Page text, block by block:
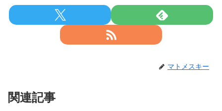
マトメスキー
関連記事